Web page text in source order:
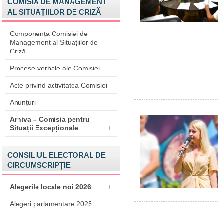
COMISIA DE MANAGEMENT
AL SITUAȚIILOR DE CRIZĂ
Componența Comisiei de
Management al Situațiilor de
Criză
Procese-verbale ale Comisiei
Acte privind activitatea Comisiei
Anunțuri
Arhiva – Comisia pentru
Situații Excepționale
+
CONSILIUL ELECTORAL DE
CIRCUMSCRIPȚIE
Alegerile locale noi 2026 +
Alegeri parlamentare 2025